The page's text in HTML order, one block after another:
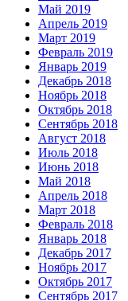
Май 2019
Апрель 2019
Март 2019
Февраль 2019
Январь 2019
Декабрь 2018
Ноябрь 2018
Октябрь 2018
Сентябрь 2018
Август 2018
Июль 2018
Июнь 2018
Май 2018
Апрель 2018
Март 2018
Февраль 2018
Январь 2018
Декабрь 2017
Ноябрь 2017
Октябрь 2017
Сентябрь 2017